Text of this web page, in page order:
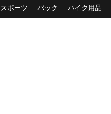
スポーツ バック バイク用品